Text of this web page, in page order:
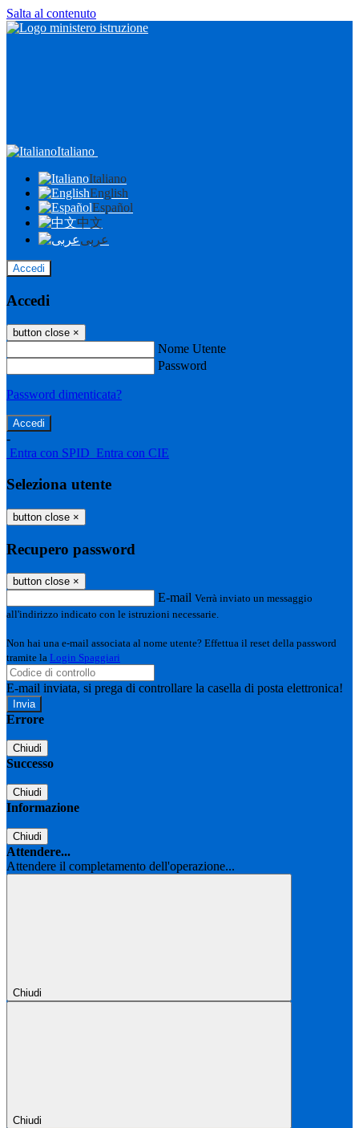
Salta al contenuto
Italiano
Italiano
English
Español
中文
عربى
Accedi
Accedi
button close ×
Nome Utente
Password
Password dimenticata?
-
Entra con SPID Entra con CIE
Seleziona utente
button close ×
Recupero password
button close ×
E-mail Verrà inviato un messaggio
all'indirizzo indicato con le istruzioni necessarie.
Non hai una e-mail associata al nome utente? Effettua il reset della password
tramite la Login Spaggiari
E-mail inviata, si prega di controllare la casella di posta elettronica!
Errore
Chiudi
Successo
Chiudi
Informazione
Chiudi
Attendere...
Attendere il completamento dell'operazione...
Chiudi
Chiudi